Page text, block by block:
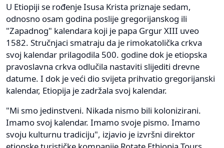
U Etiopiji se rođenje Isusa Krista priznaje sedam,
odnosno osam godina poslije gregorijanskog ili
"Zapadnog" kalendara koji je papa Grgur XIII uveo
1582. Stručnjaci smatraju da je rimokatolička crkva
svoj kalendar prilagodila 500. godine dok je etiopska
pravoslavna crkva odlučila nastaviti slijediti drevne
datume. I dok je veći dio svijeta prihvatio gregorijanski
kalendar, Etiopija je zadržala svoj kalendar.
"Mi smo jedinstveni. Nikada nismo bili kolonizirani.
Imamo svoj kalendar. Imamo svoje pismo. Imamo
svoju kulturnu tradiciju", izjavio je izvršni direktor